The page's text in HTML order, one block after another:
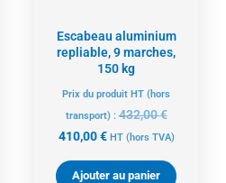
Escabeau aluminium
repliable, 9 marches,
150 kg
Prix du produit HT (hors
transport) :432,00€
410,00€ HT (hors TVA)
Ajouter au panier